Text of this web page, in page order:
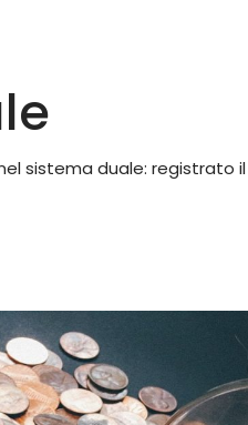
sistema duale: registrato